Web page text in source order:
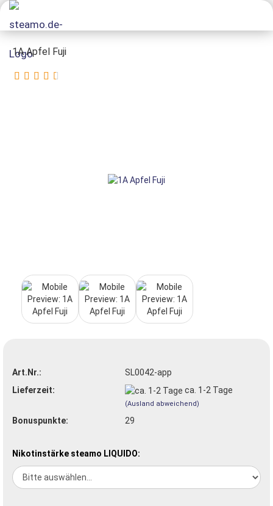
1A Apfel Fuji
Art.Nr.:
SL0042-app
Lieferzeit:
ca. 1-2 Tage
(Ausland abweichend)
Bonuspunkte: 29
Nikotinstärke steamo LIQUIDO: